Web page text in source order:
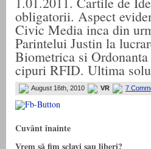
obligatorii. Aspect
Civic Media inca din
Parintelui Justin la
Biometrica si
cipuri RFID. Ultima
August 16th, 2010 VR 7
Cuvânt înainte